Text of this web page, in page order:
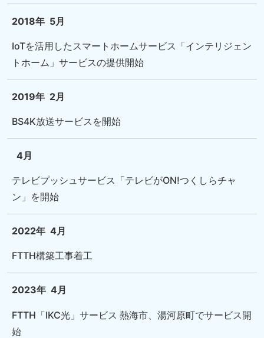
2018年 5月
IoTを活用したスマートホームサービス「インテリジェン
トホーム」サービスの提供開始
2019年 2月
BS4K放送サービスを開始
4月
テレビプッシュサービス「テレビがON!つくしらチャ
ン」を開始
2022年 4月
FTTH構築工事着工
2023年 4月
FTTH「IKC光」サービス 熱海市、湯河原町でサービス開
始